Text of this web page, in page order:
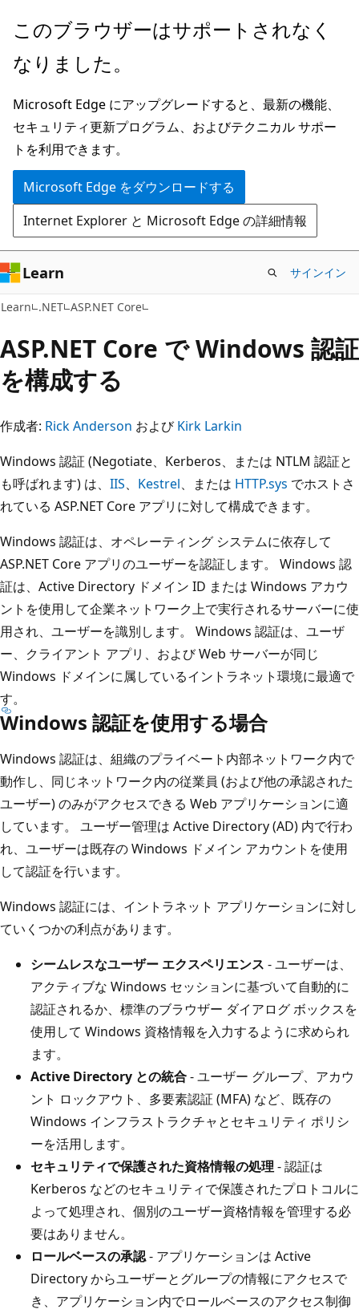
メ
ン
ン
テ
ン
ツ
に
ス
キ
ッ
プ
このブラウザーはサポートされなく
なりました。
Microsoft Edge にアップグレードすると、最新の機能、
セキュリティ更新プログラム、およびテクニカル サポー
トを利用できます。
Microsoft Edge をダウンロードする
Internet Explorer と Microsoft Edge の詳細情報
Learn サインイン
Learn .NET ASP.NET Core
ASP.NET Core で Windows 認証
を構成する
作成者: Rick Anderson およびKirk Larkin
Windows 認証 (Negotiate、Kerberos、または NTLM 認証と
も呼ばれます) は、 IIS、 Kestrel、または HTTP.sys でホストさ
れている ASP.NET Core アプリに対して構成できます。
Windows 認証は、オペレーティング システムに依存して
ASP.NET Core アプリのユーザーを認証します。 Windows 認
証は、Active Directory ドメイン ID または Windows アカウ
ントを使用して企業ネットワーク上で実行されるサーバーに使
用され、ユーザーを識別します。 Windows 認証は、ユーザ
ー、クライアント アプリ、および Web サーバーが同じ
Windows ドメインに属しているイントラネット環境に最適で
す。
Windows 認証を使用する場合
Windows 認証は、組織のプライベート内部ネットワーク内で
動作し、同じネットワーク内の従業員 (および他の承認された
ユーザー) のみがアクセスできる Web アプリケーションに適
しています。 ユーザー管理は Active Directory (AD) 内で行わ
れ、ユーザーは既存の Windows ドメイン アカウントを使用
して認証を行います。
Windows 認証には、イントラネット アプリケーションに対し
ていくつかの利点があります。
シームレスなユーザー エクスペリエンス - ユーザーは、
アクティブな Windows セッションに基づいて自動的に
認証されるか、標準のブラウザー ダイアログ ボックスを
使用して Windows 資格情報を入力するように求められ
ます。
Active Directory との統合- ユーザー グループ、アカウ
ント ロックアウト、多要素認証 (MFA) など、既存の
Windows インフラストラクチャとセキュリティ ポリシ
ーを活用します。
セキュリティで保護された資格情報の処理 - 認証は
Kerberos などのセキュリティで保護されたプロトコルに
よって処理され、個別のユーザー資格情報を管理する必
要はありません。
ロールベースの承認- アプリケーションは Active
Directory からユーザーとグループの情報にアクセスで
き、アプリケーション内でロールベースのアクセス制御